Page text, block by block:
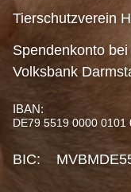
Tierschutzverein
Spendenkonto bei
Volksbank
IBAN:
DE79 5519 0000 0101
BIC: